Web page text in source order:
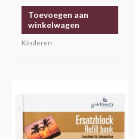
Toevoegen aan
winkelwagen
Kinderen
€21,50
product
heeft
meerdere